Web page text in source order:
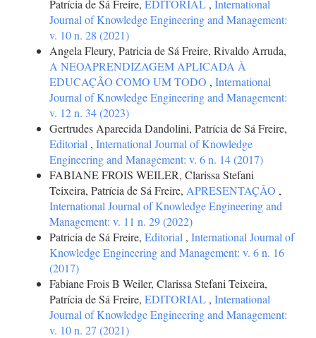
Patrícia de Sá Freire, EDITORIAL , International
Journal of Knowledge Engineering and Management:
v. 10 n. 28 (2021)
Angela Fleury, Patricia de Sá Freire, Rivaldo Arruda,
A NEOAPRENDIZAGEM APLICADA À
EDUCAÇÃO COMO UM TODO , International
Journal of Knowledge Engineering and Management:
v. 12 n. 34 (2023)
Gertrudes Aparecida Dandolini, Patrícia de Sá Freire,
Editorial , International Journal of Knowledge
Engineering and Management: v. 6 n. 14 (2017)
FABIANE FROIS WEILER, Clarissa Stefani
Teixeira, Patrícia de Sá Freire, APRESENTAÇÃO ,
International Journal of Knowledge Engineering and
Management: v. 11 n. 29 (2022)
Patricia de Sá Freire, Editorial , International Journal of
Knowledge Engineering and Management: v. 6 n. 16
(2017)
Fabiane Frois B Weiler, Clarissa Stefani Teixeira,
Patrícia de Sá Freire, EDITORIAL , International
Journal of Knowledge Engineering and Management:
v. 10 n. 27 (2021)